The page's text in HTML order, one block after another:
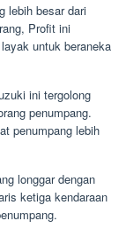
lebih besar dari
Profit ini
untuk beraneka
ini tergolong
penumpang.
penumpang lebih
longgar dengan
ketiga kendaraan